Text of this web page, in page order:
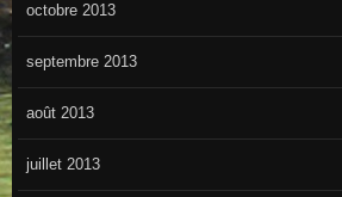
octobre 2013
septembre 2013
août 2013
juillet 2013